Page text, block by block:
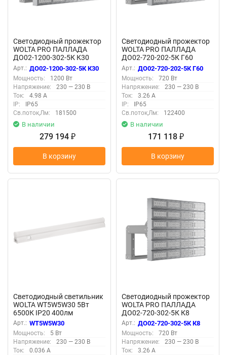
Светодиодный прожектор
WOLTA PRO ПАЛЛАДА
ДО02-1200-302-5К К30
Прозрачный
Арт.: ДО02-1200-302-5К К30
Мощность:
1200 Вт
Напряжение:
230 — 230 В
Ток:
4.98 А
IP:
IP65
Св.поток,Лм:
181500
В наличии
279 194 ₽
В корзину
Светодиодный прожектор
WOLTA PRO ПАЛЛАДА
ДО02-720-202-5К Г60
Прозрачный
Арт.: ДО02-720-202-5К Г60
Мощность:
720 Вт
Напряжение:
230 — 230 В
Ток:
3.26 А
IP:
IP65
Св.поток,Лм:
122400
В наличии
171 118 ₽
В корзину
Светодиодный светильник
WOLTA WT5W5W30 5Вт
6500К IP20 400лм
соединяемый в линию
Арт.: WT5W5W30
Мощность:
5 Вт
Напряжение:
230 — 230 В
Ток:
0.036 А
Светодиодный прожектор
WOLTA PRO ПАЛЛАДА
ДО02-720-302-5К К8
Прозрачный
Арт.: ДО02-720-302-5К К8
Мощность:
720 Вт
Напряжение:
230 — 230 В
Ток:
3.26 А